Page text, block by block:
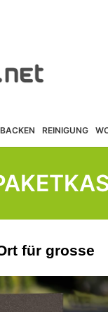
REINIGUNG
für grosse